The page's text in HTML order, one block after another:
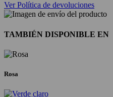
Ver Política de devoluciones
TAMBIÉN DISPONIBLE EN
Rosa